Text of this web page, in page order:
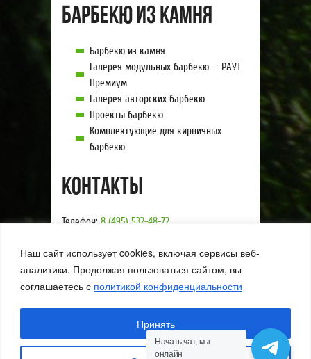
Наш сайт использует cookies, включая сервисы веб-
аналитики. Продолжая пользоваться сайтом, вы
соглашаетесь с политикой конфиденциальности
Принять
Барбекю из камня
Барбекю из камня
Галерея модульных барбекю — РАУТ
Премиум
Галерея авторских барбекю
Проекты барбекю
Комплектующие для кирпичных
барбекю
Контакты
Телефон: 8 (495) 532-48-72
Схема проезда
Мы в социальных сетях:
Студия «Вебстарт»
Начать чат, мы
онлайн